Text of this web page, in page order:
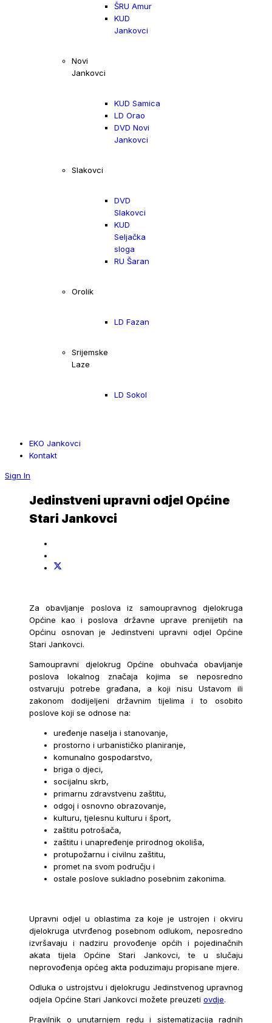
ŠRU Amur
KUD
Jankovci
Novi
Jankovci
KUD Samica
LD Orao
DVD Novi
Jankovci
Slakovci
DVD
Slakovci
KUD
Seljačka
sloga
RU Šaran
Orolik
LD Fazan
Srijemske
Laze
LD Sokol
EKO Jankovci
Kontakt
Sign In
Jedinstveni upravni odjel Općine
Stari Jankovci
Za obavljanje poslova iz samoupravnog djelokruga
Općine kao i poslova državne uprave prenijetih na
Općinu osnovan je Jedinstveni upravni odjel Općine
Stari Jankovci.
Samoupravni djelokrug Općine obuhvaća obavljanje
poslova lokalnog značaja kojima se neposredno
ostvaruju potrebe građana, a koji nisu Ustavom ili
zakonom dodijeljeni državnim tijelima i to osobito
poslove koji se odnose na:
uređenje naselja i stanovanje,
prostorno i urbanističko planiranje,
komunalno gospodarstvo,
briga o djeci,
socijalnu skrb,
primarnu zdravstvenu zaštitu,
odgoj i osnovno obrazovanje,
kulturu, tjelesnu kulturu i šport,
zaštitu potrošača,
zaštitu i unapređenje prirodnog okoliša,
protupožarnu i civilnu zaštitu,
promet na svom području i
ostale poslove sukladno posebnim zakonima.
Upravni odjel u oblastima za koje je ustrojen i okviru
djelokruga utvrđenog posebnom odlukom, neposredno
izvršavaju i nadziru provođenje općih i pojedinačnih
akata tijela Općine Stari Jankovci, te u slučaju
neprovođenja općeg akta poduzimaju propisane mjere.
Odluka o ustrojstvu i djelokrugu Jedinstvenog upravnog
odjela Općine Stari Jankovci možete preuzeti ovdje.
Pravilnik o unutarnjem redu i sistematizacija radnih